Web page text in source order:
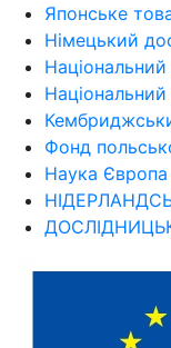
Японське
Німецький
Фонд
Наука Європа